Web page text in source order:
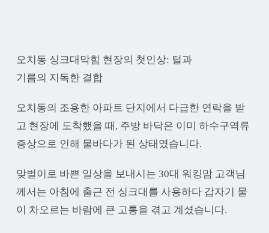
오치동 싱크대막힘 현장의 첫인상: 털과
기름의 지독한 결합
오치동의 조용한 아파트 단지에서 다급한 연락을 받
고 현장에 도착했을 때, 주방 바닥은 이미 하수구역류
증상으로 인해 물바다가 된 상태였습니다.
맞벌이로 바쁜 일상을 보내시는 30대 워킹맘 고객님
께서는 아침에 출근 전 싱크대를 사용하다 갑자기 물
이 차오르는 바람에 큰 고통을 겪고 계셨습니다.